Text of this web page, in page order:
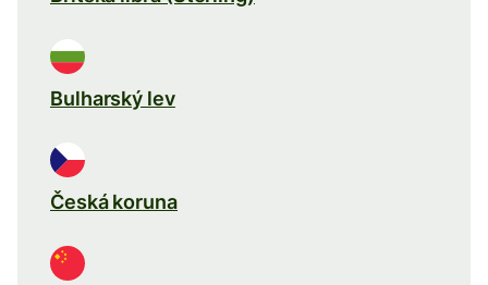
Bulharský lev
Česká koruna